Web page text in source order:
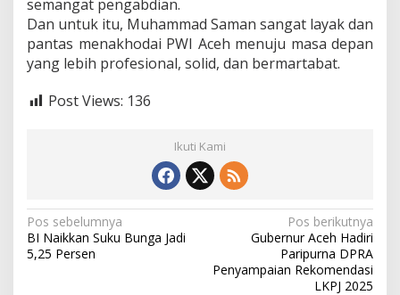
semangat pengabdian.
Dan untuk itu, Muhammad Saman sangat layak dan
pantas menakhodai PWI Aceh menuju masa depan
yang lebih profesional, solid, dan bermartabat.
Post Views: 136
Ikuti Kami
N
a
Pos sebelumnya
BI Naikkan Suku Bunga Jadi
5,25 Persen
Pos berikutnya
‎Gubernur Aceh Hadiri
Paripurna DPRA
Penyampaian Rekomendasi
LKPJ 2025